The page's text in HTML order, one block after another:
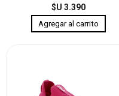
$U 3.390